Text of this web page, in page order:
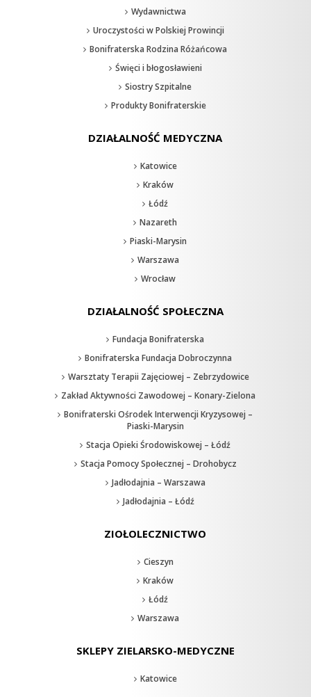
Wydawnictwa
Uroczystości w Polskiej Prowincji
Bonifraterska Rodzina Różańcowa
Święci i błogosławieni
Siostry Szpitalne
Produkty Bonifraterskie
DZIAŁALNOŚĆ MEDYCZNA
Katowice
Kraków
Łódź
Nazareth
Piaski-Marysin
Warszawa
Wrocław
DZIAŁALNOŚĆ SPOŁECZNA
Fundacja Bonifraterska
Bonifraterska Fundacja Dobroczynna
Warsztaty Terapii Zajęciowej – Zebrzydowice
Zakład Aktywności Zawodowej – Konary-Zielona
Bonifraterski Ośrodek Interwencji Kryzysowej –
Piaski-Marysin
Stacja Opieki Środowiskowej – Łódź
Stacja Pomocy Społecznej – Drohobycz
Jadłodajnia – Warszawa
Jadłodajnia – Łódź
ZIOŁOLECZNICTWO
Cieszyn
Kraków
Łódź
Warszawa
SKLEPY ZIELARSKO-MEDYCZNE
Katowice